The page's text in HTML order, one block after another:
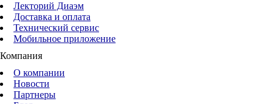
Лекторий Диаэм
Доставка и оплата
Технический сервис
Мобильное приложение
Компания
О компании
Новости
Партнеры